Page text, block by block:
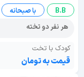
B.B
با صبحانه
هر نفر دو تخته
کودک با تخت
قیمت به تومان